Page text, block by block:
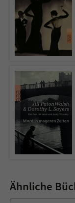
Ähnliche